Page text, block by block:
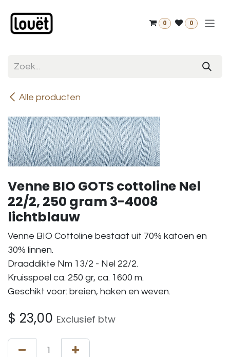
0 0
Alle producten
Venne BIO GOTS cottoline Nel
22/2, 250 gram 3-4008
lichtblauw
Venne BIO Cottoline bestaat uit 70% katoen en
30% linnen.
Draaddikte Nm 13/2 - Nel 22/2.
Kruisspoel ca. 250 gr, ca. 1600 m.
Geschikt voor: breien, haken en weven.
$ 23,00 Exclusief btw